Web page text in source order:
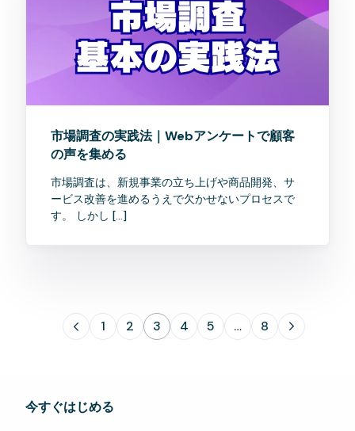
市場調査の実践法｜Webアンケートで顧客
の声を集める
市場調査は、新規事業の立ち上げや商品開発、サ
ービス改善を進めるうえで欠かせないプロセスで
す。 しかし […]
1 2 3 4 5 … 8
今すぐはじめる